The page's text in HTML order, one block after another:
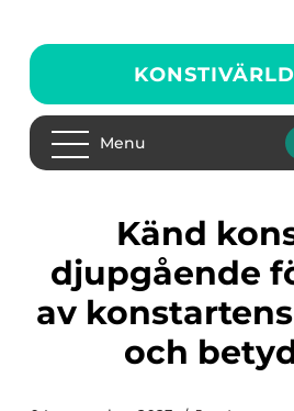
Menu
Känd konst: En
djupgående
av
och